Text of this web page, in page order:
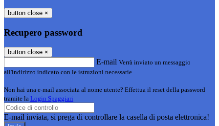
button close ×
Recupero password
button close ×
E-mail Verrà inviato un messaggio
all'indirizzo indicato con le istruzioni necessarie.
Non hai una e-mail associata al nome utente? Effettua il reset della password
tramite la Login Spaggiari
E-mail inviata, si prega di controllare la casella di posta elettronica!